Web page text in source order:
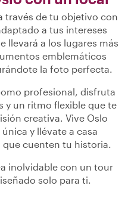
través de tu objetivo con
a tus intereses
llevará a los lugares más
emblemáticos
la foto perfecta.
profesional, disfruta
y un ritmo flexible que te
creativa. Vive Oslo
y llévate a casa
cuenten tu historia.
inolvidable con un tour
solo para ti.